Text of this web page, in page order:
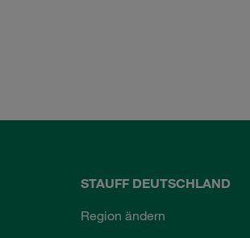
STAUFF DEUTSCHLAND
Region ändern